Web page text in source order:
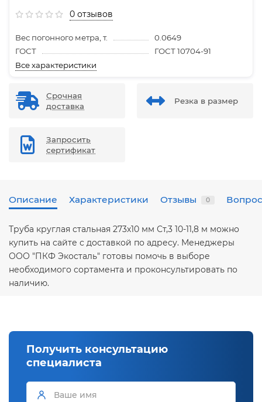
0 отзывов
Вес погонного метра, т.
0.0649
ГОСТ
ГОСТ 10704-91
Все характеристики
Срочная
доставка
Резка в размер
Запросить
сертификат
Описание Характеристики Отзывы 0
Труба круглая стальная 273х10 мм Ст,3 10-11,8 м можно
купить на сайте с доставкой по адресу. Менеджеры
ООО "ПКФ Экосталь" готовы помочь в выборе
необходимого сортамента и проконсультировать по
наличию.
Получить консультацию
специалиста